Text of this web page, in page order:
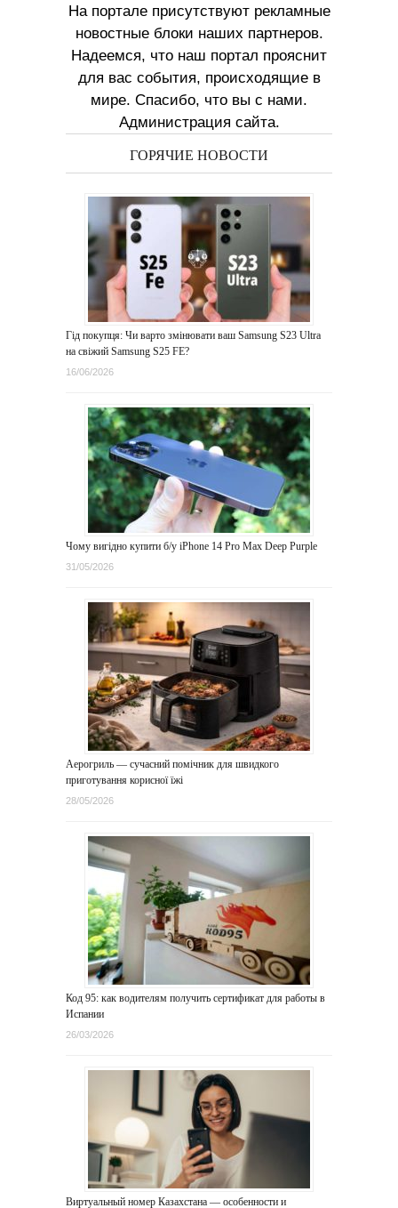
На портале присутствуют рекламные
новостные блоки наших партнеров.
Надеемся, что наш портал прояснит
для вас события, происходящие в
мире. Спасибо, что вы с нами.
Администрация сайта.
ГОРЯЧИЕ НОВОСТИ
Гід покупця: Чи варто змінювати ваш Samsung S23 Ultra
на свіжий Samsung S25 FE?
16/06/2026
Чому вигідно купити б/у iPhone 14 Pro Max Deep Purple
31/05/2026
Аерогриль — сучасний помічник для швидкого
приготування корисної їжі
28/05/2026
Код 95: как водителям получить сертификат для работы в
Испании
26/03/2026
Виртуальный номер Казахстана — особенности и